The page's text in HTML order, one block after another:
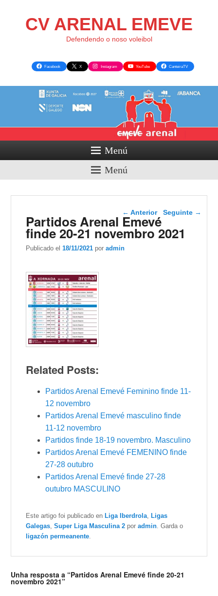
CV ARENAL EMEVE
Defendendo o noso voleibol
Facebook X Instagram YouTube CanteiraTV
Menú
Menú
Navegador de artigos
← Anterior Seguinte →
Partidos Arenal Emevé
finde 20-21 novembro 2021
Publicado el18/11/2021 poradmin
Related Posts:
Partidos Arenal Emevé Feminino finde 11-
12 novembro
Partidos Arenal Emevé masculino finde
11-12 novembro
Partidos finde 18-19 novembro. Masculino
Partidos Arenal Emevé FEMENINO finde
27-28 outubro
Partidos Arenal Emevé finde 27-28
outubro MASCULINO
Este artigo foi publicado enLiga Iberdrola ,Ligas
Galegas ,Super Liga Masculina 2 poradmin . Garda o
ligazón permeanente
Unha resposta a “Partidos Arenal Emevé finde 20-21
novembro 2021”